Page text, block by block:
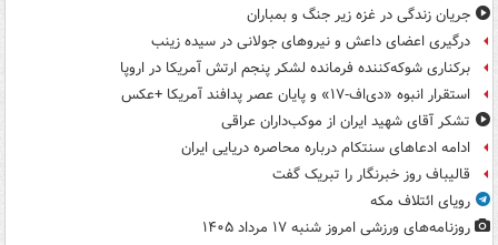
جریان زندگی در غزه زیر جنگ و بمباران
درگیری اعضای داعش و نیروهای جولانی در سیده زینب
برکناری شوکه‌کننده فرمانده لشکر پنجم ارتش آمریکا در اروپا
استقرار انبوه «دی‌اف‑۱۷» و پایان عصر پدافند آمریکا +عکس
تشکر آقای شهید ایران از موکب‌داران عراقی
ادامه ادعاهای سنتکام درباره محاصره دریایی ایران
قالیباف روز خبرنگار را تبریک گفت
رویای ائتلاف مکه
روزنامه‌های ورزشی امروز ‌شنبه ۱۷ مرداد ۱۴۰۵